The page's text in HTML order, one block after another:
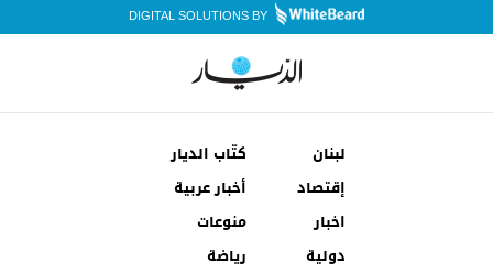
DIGITAL SOLUTIONS BY
لبنان
كتّاب الديار
إقتصاد
أخبار عربية
اخبار
دولية
منوعات
رياضة